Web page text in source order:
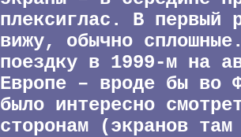
плексиглас. В первый
вижу, обычно
поездку в 1999-м на
Европе – вроде бы во
было интересно
сторонам (экранов